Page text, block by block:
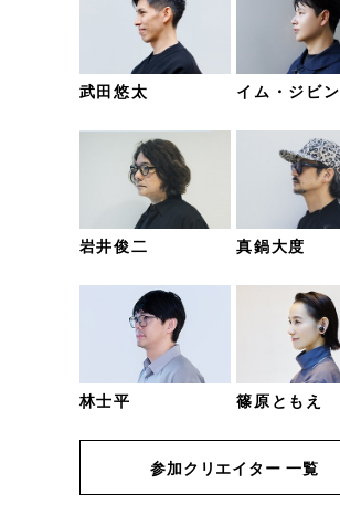
武田悠太 イム・ジビン
岩井俊二 真鍋大度
林士平 篠原ともえ
参加クリエイター 一覧